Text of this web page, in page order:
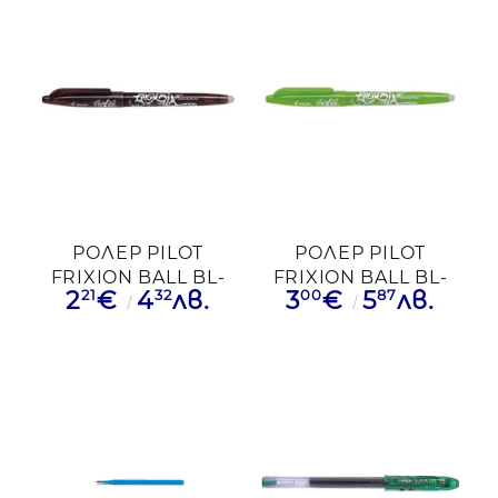
РОЛЕР PILOT
FRIXION BALL BL-
FR7-BN КФВ
221€ 432лв.
РОЛЕР PILOT
FRIXION BALL BL-
FR7-LG СЗН
300€ 587лв.